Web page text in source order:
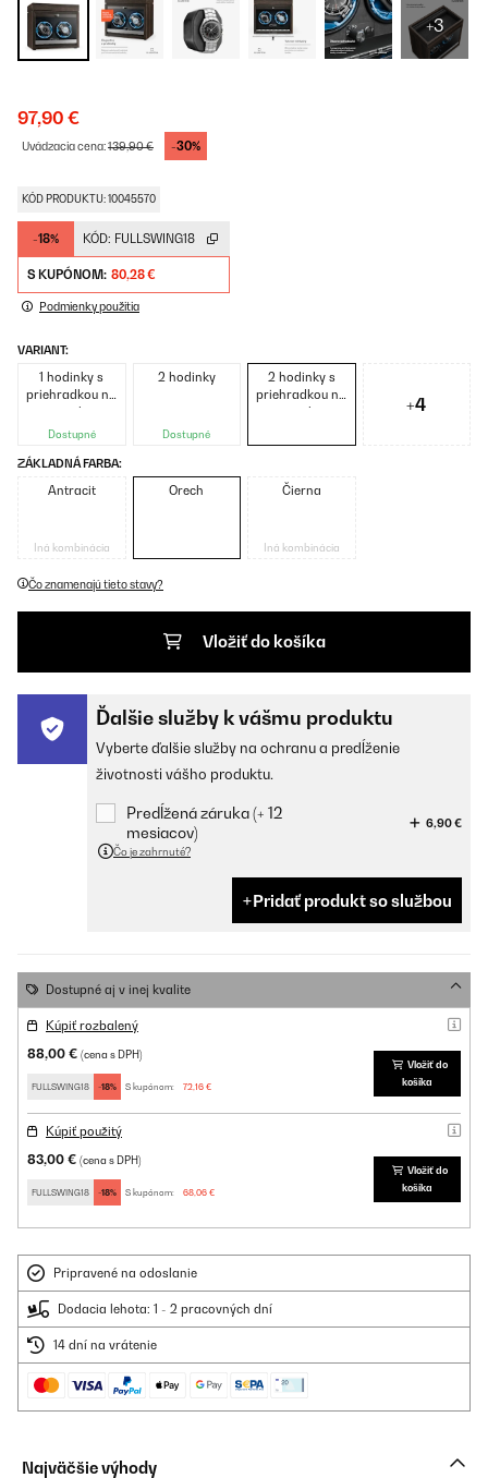
+3
97,90 €
Uvádzacia cena:139,90 € -30%
KÓD PRODUKTU: 10045570
-18% KÓD: FULLSWING18
S KUPÓNOM: 80,28 €
Podmienky použitia
VARIANT:
1 hodinky s
priehradkou na
šperky
Dostupné
2 hodinky
Dostupné
2 hodinky s
priehradkou na
šperky
+4
ZÁKLADNÁ FARBA:
Antracit
Iná kombinácia
Orech Čierna
Iná kombinácia
Čo znamenajú tieto stavy?
Vložiť do košíka
Ďalšie služby k vášmu produktu
Vyberte ďalšie služby na ochranu a predĺženie
životnosti vášho produktu.
Predĺžená záruka (+ 12
mesiacov)
6,90 €
Čo je zahrnuté?
Pridať produkt so službou
Dostupné aj v inej kvalite
Kúpiť rozbalený
88,00 € (cena s DPH)
FULLSWING18 -18% S kupónom: 72,16 €
Vložiť do
košíka
Kúpiť použitý
83,00 € (cena s DPH)
FULLSWING18 -18% S kupónom: 68,06 €
Vložiť do
košíka
Pripravené na odoslanie
Dodacia lehota: 1 - 2 pracovných dní
14 dní na vrátenie
Najväčšie výhody